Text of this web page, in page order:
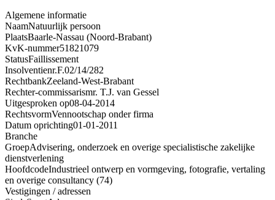
Algemene informatie
NaamNatuurlijk persoon
PlaatsBaarle-Nassau (Noord-Brabant)
KvK-nummer51821079
StatusFaillissement
Insolventienr.F.02/14/282
RechtbankZeeland-West-Brabant
Rechter-commissarismr. T.J. van Gessel
Uitgesproken op08-04-2014
RechtsvormVennootschap onder firma
Datum oprichting01-01-2011
Branche
GroepAdvisering, onderzoek en overige specialistische zakelijke
dienstverlening
HoofdcodeIndustrieel ontwerp en vormgeving, fotografie, vertaling
en overige consultancy (74)
Vestigingen / adressen